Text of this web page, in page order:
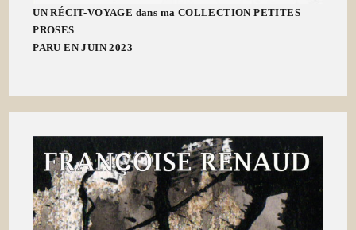
UN RÉCIT-VOYAGE dans ma COLLECTION PETITES
PROSES
PARU EN JUIN 2023